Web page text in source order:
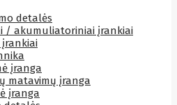
detalės
/ akumuliatoriniai įrankiai
įrankiai
įranga
matavimų įranga
įranga